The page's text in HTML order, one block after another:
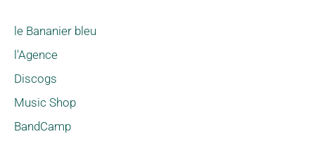
le Bananier bleu
l'Agence
Discogs
Music Shop
BandCamp